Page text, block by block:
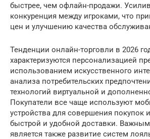
быстрее, чем офлайн-продажи.
конкуренция между игроками, что
цен и улучшению качества
Тенденции онлайн-торговли в 2026
характеризуются персонализацией
использованием искусственного
анализа потребительских
технологий виртуальной и
Покупатели все чаще используют
устройства для совершения покупок
быстрой и удобной доставки.
является также развитие систем